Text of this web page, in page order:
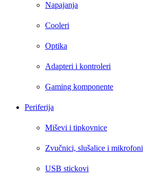
Napajanja
Cooleri
Optika
Adapteri i kontroleri
Gaming komponente
Periferija
Miševi i tipkovnice
Zvučnici, slušalice i mikrofoni
USB stickovi